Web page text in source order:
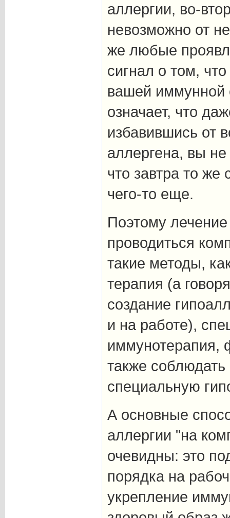
аллергии, во-
невозможно от
же любые
сигнал о том,
вашей иммунной
означает, что
избавившись от
аллергена, вы
что завтра то же
чего-то еще.
Поэтому
проводиться
такие методы,
терапия (а
создание
и на работе),
иммунотерапия,
также
специальную
А основные
аллергии "на
очевидны: это
порядка на
укрепление